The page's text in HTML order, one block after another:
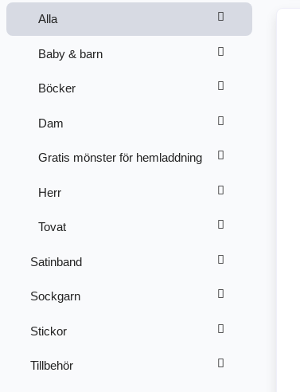
Alla
Baby & barn
Böcker
Dam
Gratis mönster för hemladdning
Herr
Tovat
Satinband
Sockgarn
Stickor
Tillbehör